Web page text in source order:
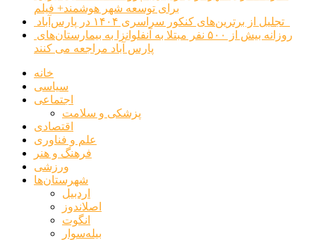
برای توسعه شهر هوشمند+ فیلم
پارس آباد مراجعه می کنند
خانه
سیاسی
اجتماعی
پزشکی و سلامت
اقتصادی
علم و فناوری
فرهنگ و هنر
ورزشی
شهرستان‌ها
اردبیل
اصلاندوز
انگوت
بیله‌سوار